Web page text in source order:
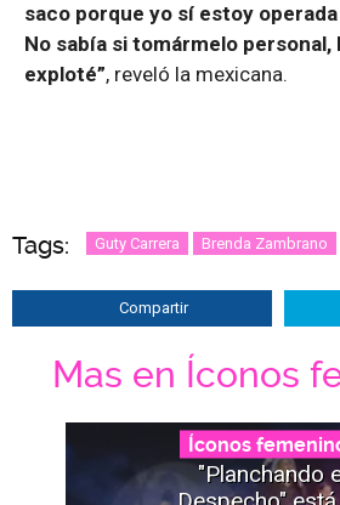
saco porque yo sí estoy
No sabía si tomármelo personal,
exploté”, reveló la mexicana.
Tags: Guty Carrera Brenda Zambrano
Compartir
Mas en Íconos
Íconos
"Planchando